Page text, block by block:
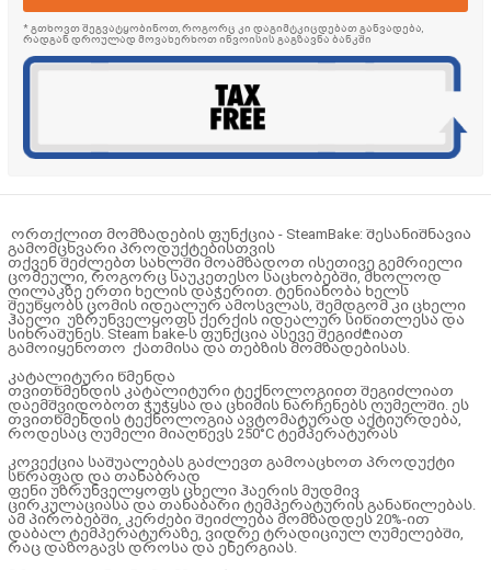
* გთხოვთ შეგვატყობინოთ, როგორც კი დაგიმტკიცდებათ განვადება,
რადგან დროულად მოვახერხოთ ინვოისის გაგზავნა ბანკში
ორთქლით მომზადების ფუნქცია - SteamBake: შესანიშნავია
გამომცხვარი პროდუქტებისთვის
თქვენ შეძლებთ სახლში მოამზადოთ ისეთივე გემრიელი
ცომეული, როგორც საუკეთესო საცხობებში, მხოლოდ
ღილაკზე ერთი ხელის დაჭერით. ტენიანობა ხელს
შეუწყობს ცომის იდეალურ ამოსვლას, შემდგომ კი ცხელი
ჰაელი უზრუნველყოფს ქერქის იდეალურ სიწითლესა და
სიხრაშუნეს. Steam bake-ს ფუნქცია ასევე შეგიძ₾იათ
გამოიყენოთო ქათმისა და თებზის მომზადებისას.
კატალიტური წმენდა
თვითწმენდის კატალიტური ტექნოლოგიით შეგიძლიათ
დაემშვიდობოთ ჭუჭყსა და ცხიმის ნარჩენებს ღუმელში. ეს
თვითწმენდის ტექნოლოგია ავტომატურად აქტიურდება,
როდესაც ღუმელი მიაღწევს 250°C ტემპერატურას
კოვექცია საშუალებას გაძლევთ გამოაცხოთ პროდუქტი
სწრაფად და თანაბრად
ფენი უზრუნველყოფს ცხელი ჰაერის მუდმივ
ცირკულაციასა და თანაბარი ტემპერატურის განაწილებას.
ამ პირობებში, კერძები შეიძლება მომზადდეს 20%-ით
დაბალ ტემპერატურაზე, ვიდრე ტრადიციულ ღუმელებში,
რაც დაზოგავს დროსა და ენერგიას.